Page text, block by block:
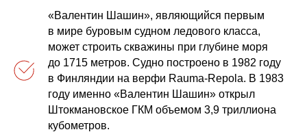
«Валентин Шашин», являющийся первым
в мире буровым судном ледового класса,
может строить скважины при глубине моря
до 1715 метров. Судно построено в 1982 году
в Финляндии на верфи Rauma-Repola. В 1983
году именно «Валентин Шашин» oткрыл
Штокмановское ГКМ объемом 3,9 триллиона
кубометров.